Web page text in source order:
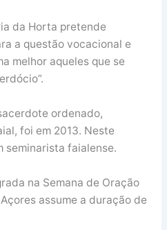
da Horta pretende
a questão vocacional e
melhor aqueles que se
ordenado,
foi em 2013. Neste
seminarista faialense.
na Semana de Oração
assume a duração de